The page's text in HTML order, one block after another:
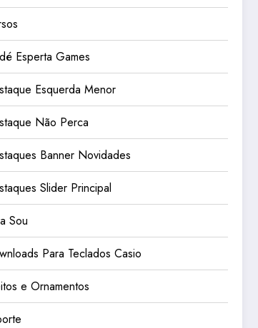
Esperta Games
Esquerda Menor
Não Perca
Banner Novidades
Slider Principal
Sou
Para Teclados Casio
e Ornamentos